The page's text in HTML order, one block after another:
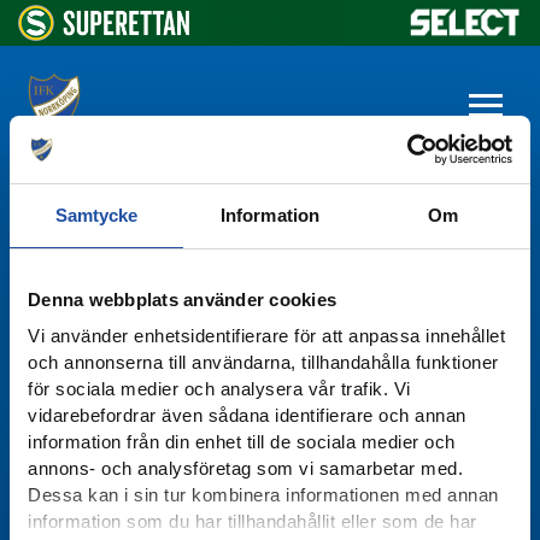
Samtycke Information Om
Denna webbplats använder cookies
Vi använder enhetsidentifierare för att anpassa innehållet
och annonserna till användarna, tillhandahålla funktioner
för sociala medier och analysera vår trafik. Vi
vidarebefordrar även sådana identifierare och annan
information från din enhet till de sociala medier och
annons- och analysföretag som vi samarbetar med.
Dessa kan i sin tur kombinera informationen med annan
information som du har tillhandahållit eller som de har
IFK NORRKÖPING
Besöks- och postadress:
Ektorpsgatan 1
603 37 Norrköping